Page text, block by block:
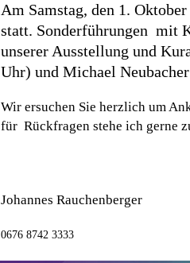
Am Samstag, den 1.
statt. Sonderführungen mit
unserer Ausstellung und
Uhr) und Michael
Wir ersuchen Sie herzlich um
für Rückfragen stehe ich gerne
Johannes Rauchenberger
0676 8742 3333